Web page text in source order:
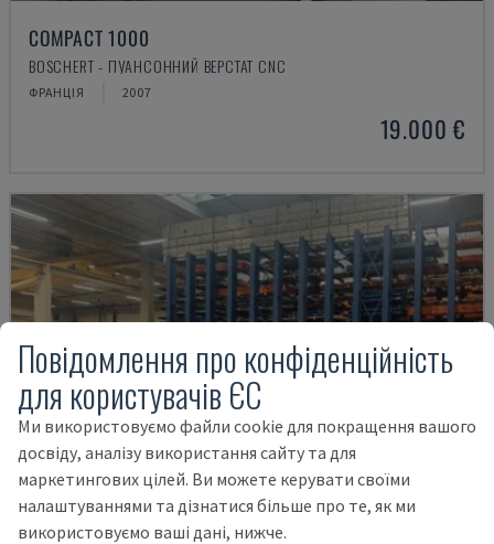
COMPACT 1000
BOSCHERT - ПУАНСОННИЙ ВЕРСТАТ CNC
ФРАНЦІЯ 2007
19.000 €
Повідомлення про конфіденційність
для користувачів ЄС
Ми використовуємо файли cookie для покращення вашого
досвіду, аналізу використання сайту та для
маркетингових цілей. Ви можете керувати своїми
налаштуваннями та дізнатися більше про те, як ми
використовуємо ваші дані, нижче.